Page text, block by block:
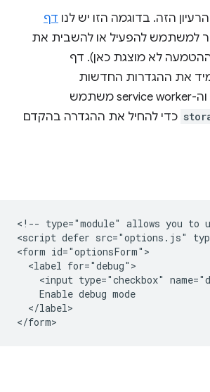
הזה. בדוגמה הזו יש לנו דף
למשתמש להפעיל או להשבית את
לא מוצגת כאן). דף
את ההגדרות החדשות
, וה-service worker משתמש
כדי להחיל את ההגדרה בהקדם
<!-- type="module" allows you to
<script defer src="options.js"
<form id="optionsForm">
  <label for="debug">
<input type="checkbox"
    Enable debug mode
  </label>